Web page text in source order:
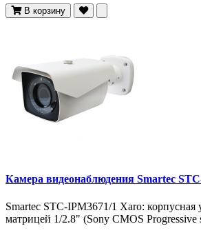
В корзину
Камера видеонаблюдения Smartec
Smartec STC-IPM3671/1 Xaro: корпусная
матрицей 1/2.8" (Sony CMOS Progressive